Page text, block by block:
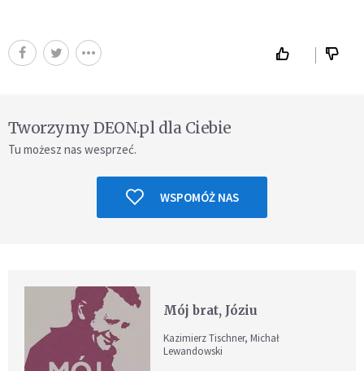
Tworzymy DEON.pl dla Ciebie
Tu możesz nas wesprzeć.
WSPOMÓŻ NAS
Mój brat, Józiu
Kazimierz Tischner, Michał
Lewandowski